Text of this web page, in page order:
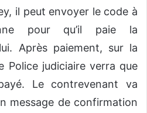
il peut envoyer le code à
pour qu’il paie la
Après paiement, sur la
Police judiciaire verra que
Le contrevenant va
message de confirmation